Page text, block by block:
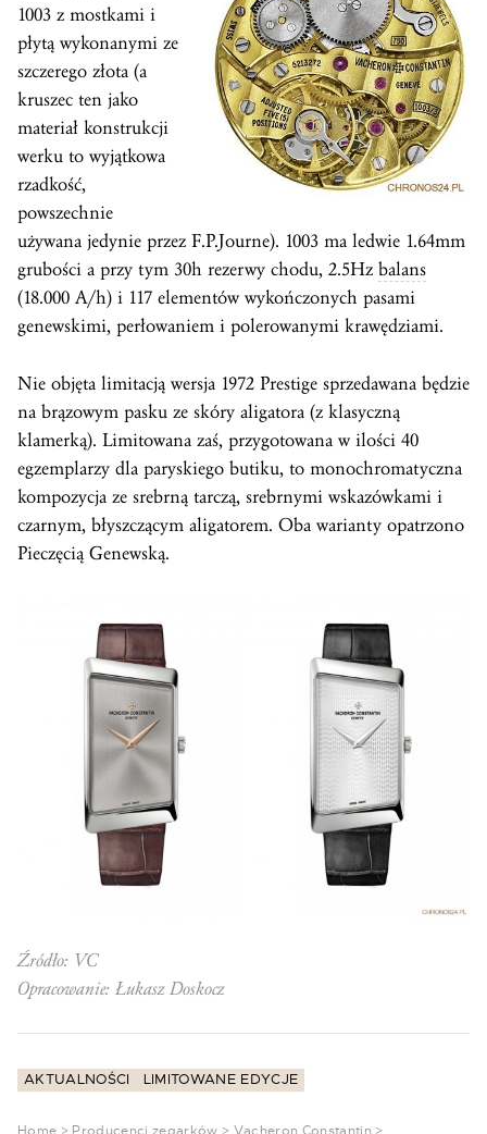
1003 z mostkami i
płytą wykonanymi ze
szczerego złota (a
kruszec ten jako
materiał konstrukcji
werku to wyjątkowa
rzadkość,
powszechnie
używana jedynie przez F.P.Journe). 1003 ma ledwie 1.64mm
grubości a przy tym 30h rezerwy chodu, 2.5Hz balans
(18.000 A/h) i 117 elementów wykończonych pasami
genewskimi, perłowaniem i polerowanymi krawędziami.
Nie objęta limitacją wersja 1972 Prestige sprzedawana będzie
na brązowym pasku ze skóry aligatora (z klasyczną
klamerką). Limitowana zaś, przygotowana w ilości 40
egzemplarzy dla paryskiego butiku, to monochromatyczna
kompozycja ze srebrną tarczą, srebrnymi wskazówkami i
czarnym, błyszczącym aligatorem. Oba warianty opatrzono
Pieczęcią Genewską.
Źródło: VC
Opracowanie: Łukasz Doskocz
AKTUALNOŚCI LIMITOWANE EDYCJE
Home > Producenci zegarków > Vacheron Constantin >